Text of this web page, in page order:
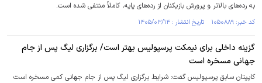
به رده‌های بالاتر و پرورش بازیکنان از رده‌های پایه، کاملاً منتفی شده است.
کد خبر: ۱۰۵۰۸۸۹ تاریخ انتشار : ۱۴۰۵/۰۳/۱۴
گزینه داخلی برای نیمکت پرسپولیس بهتر است/ برگزاری لیگ پس از جام
جهانی مسخره است
کاپیتان سابق پرسپولیس گفت: شرایط برگزاری لیگ پس از جام جهانی کمی مسخره است